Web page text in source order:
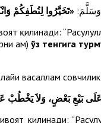
«تَخَيَّرُوا لِنُطَفِكُمْ
қилинади:
ҳам) ўз тенгига
васаллам
بَيْعِ بَعْضٍ، وَلاَ يَخْطُبْ
қилинади: